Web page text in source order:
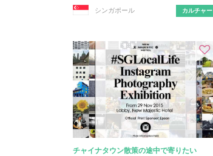
シンガポール カルチャー
チャイナタウン散策の途中で寄りたい